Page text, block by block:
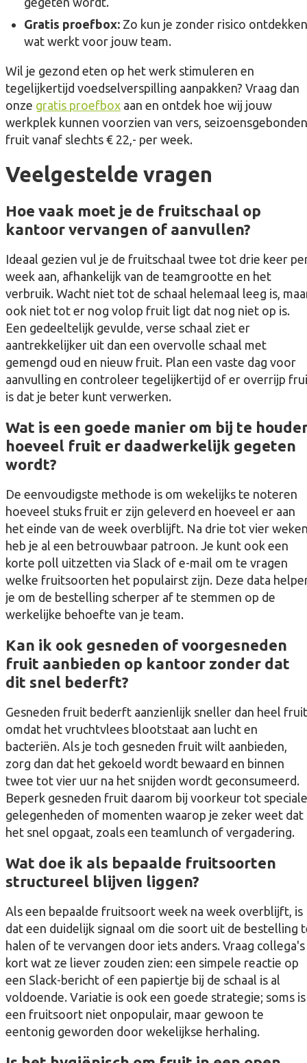
Gratis proefbox: Zo kun je zonder risico ontdekken
wat werkt voor jouw team.
Wil je gezond eten op het werk stimuleren en
tegelijkertijd voedselverspilling aanpakken? Vraag dan
onze gratis proefbox aan en ontdek hoe wij jouw
werkplek kunnen voorzien van vers, seizoensgebonden
fruit vanaf slechts € 22,- per week.
Veelgestelde vragen
Hoe vaak moet je de fruitschaal op
kantoor vervangen of aanvullen?
Ideaal gezien vul je de fruitschaal twee tot drie keer
week aan, afhankelijk van de teamgrootte en het
verbruik. Wacht niet tot de schaal helemaal leeg is,
ook niet tot er nog volop fruit ligt dat nog niet op is.
Een gedeeltelijk gevulde, verse schaal ziet er
aantrekkelijker uit dan een overvolle schaal met
gemengd oud en nieuw fruit. Plan een vaste dag voor
aanvulling en controleer tegelijkertijd of er overrijp
is dat je beter kunt verwerken.
Wat is een goede manier om bij te
hoeveel fruit er daadwerkelijk gegeten
wordt?
De eenvoudigste methode is om wekelijks te noteren
hoeveel stuks fruit er zijn geleverd en hoeveel er aan
het einde van de week overblijft. Na drie tot vier
heb je al een betrouwbaar patroon. Je kunt ook een
korte poll uitzetten via Slack of e-mail om te vragen
welke fruitsoorten het populairst zijn. Deze data
je om de bestelling scherper af te stemmen op de
werkelijke behoefte van je team.
Kan ik ook gesneden of voorgesneden
fruit aanbieden op kantoor zonder dat
dit snel bederft?
Gesneden fruit bederft aanzienlijk sneller dan heel
omdat het vruchtvlees blootstaat aan lucht en
bacteriën. Als je toch gesneden fruit wilt aanbieden,
zorg dan dat het gekoeld wordt bewaard en binnen
twee tot vier uur na het snijden wordt geconsumeerd.
Beperk gesneden fruit daarom bij voorkeur tot speciale
gelegenheden of momenten waarop je zeker weet dat
het snel opgaat, zoals een teamlunch of vergadering.
Wat doe ik als bepaalde fruitsoorten
structureel blijven liggen?
Als een bepaalde fruitsoort week na week overblijft, is
dat een duidelijk signaal om die soort uit de bestelling
halen of te vervangen door iets anders. Vraag collega's
kort wat ze liever zouden zien: een simpele reactie op
een Slack-bericht of een papiertje bij de schaal is al
voldoende. Variatie is ook een goede strategie; soms is
een fruitsoort niet onpopulair, maar gewoon te
eentonig geworden door wekelijkse herhaling.